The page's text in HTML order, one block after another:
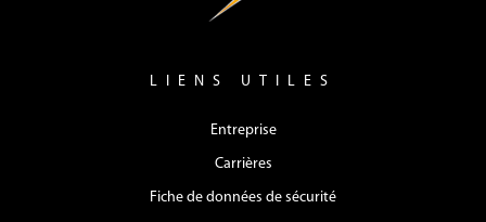
LIENS UTILES
Entreprise
Carrières
Fiche de données de sécurité